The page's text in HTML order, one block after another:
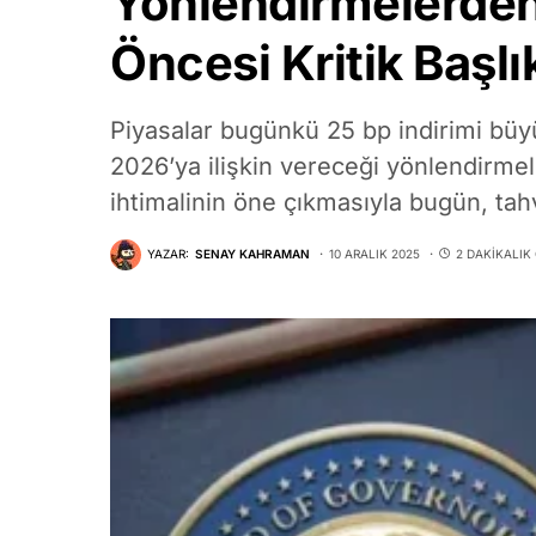
Öncesi Kritik
Piyasalar bugünkü 25 bp indirimi
2026’ya ilişkin vereceği
ihtimalinin öne çıkmasıyla bugün,
YAZAR: SENAY KAHRAMAN 10 ARALIK 2025 2 DAKIKALIK